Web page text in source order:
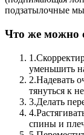
подзатылочные
Что же можно
1.
уменьшить
2.Надевать
тянуться к
3.Делать
4.
спины и